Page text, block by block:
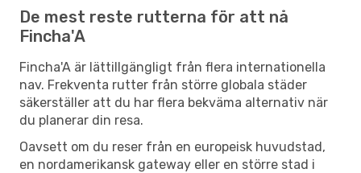
De mest reste rutterna för att nå
Fincha'A
Fincha'A är lättillgängligt från flera internationella
nav. Frekventa rutter från större globala städer
säkerställer att du har flera bekväma alternativ när
du planerar din resa.
Oavsett om du reser från en europeisk huvudstad,
en nordamerikansk gateway eller en större stad i